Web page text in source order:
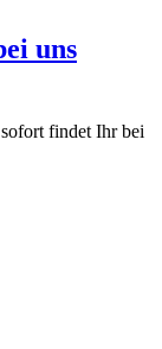
uns
findet Ihr bei